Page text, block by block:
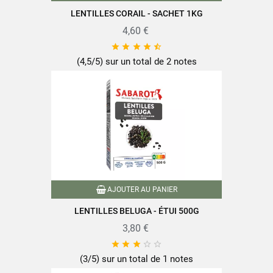
Retrouvez toute la qualité et le savoir-faire des produits SABAROT
www.sabarot.com/actualites-et-recettes/actus-
recettes/recettes/
Fiche technique
LENTILLES CORAIL - SACHET 1KG
4,60 €
    
(4,5/5) sur un total de 2 notes
AJOUTER AU PANIER
LENTILLES BELUGA - ÉTUI 500G
3,80 €
    
(3/5) sur un total de 1 notes